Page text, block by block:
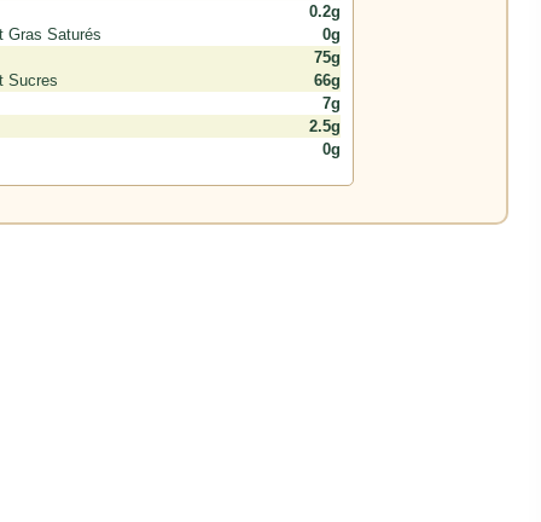
0.2g
Gras Saturés
0g
75g
Sucres
66g
7g
2.5g
0g